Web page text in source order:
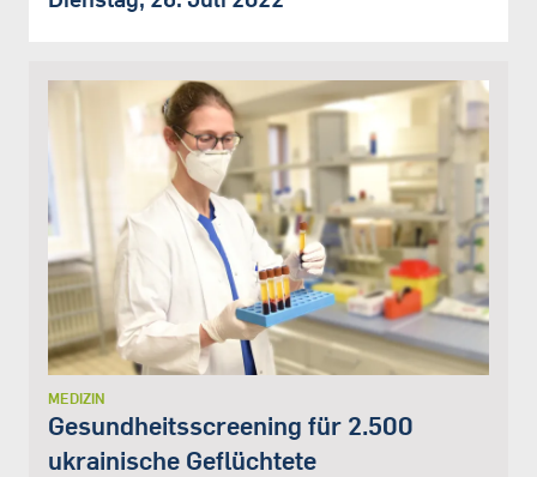
MEDIZIN
Gesundheitsscreening für 2.500
ukrainische Geflüchtete